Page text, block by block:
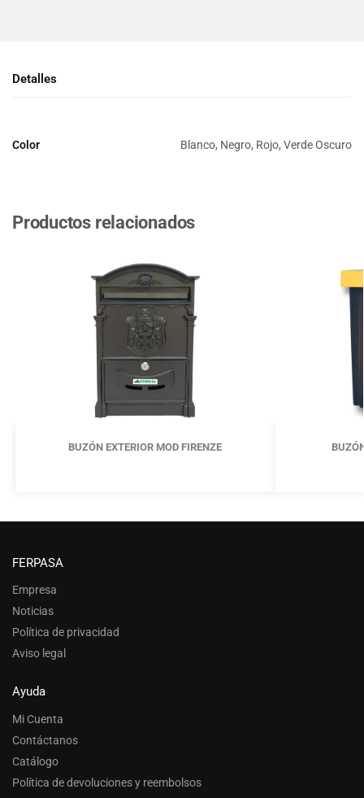
Detalles
Color Blanco, Negro, Rojo, Verde Oscuro
Productos relacionados
BUZÓN EXTERIOR MOD FIRENZE
FERPASA
Empresa
Noticias
Política de privacidad
Aviso legal
Ayuda
Mi Cuenta
Contáctanos
Catálogo
Política de devoluciones y reembolsos